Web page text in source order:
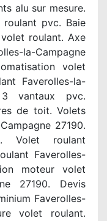
alu sur mesure.
roulant pvc. Baie
roulant. Axe
la-Campagne
volet
Faverolles-la-
3 vantaux pvc.
de toit. Volets
27190.
Volet roulant
Faverolles-
moteur volet
27190. Devis
Faverolles-
volet roulant.